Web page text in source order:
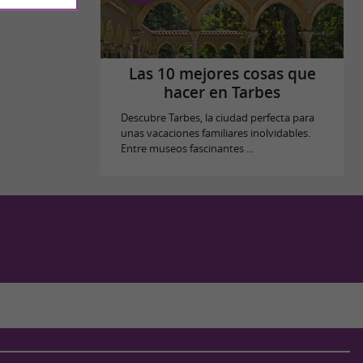
Las 10 mejores cosas que
hacer en Tarbes
Descubre Tarbes, la ciudad perfecta para
unas vacaciones familiares inolvidables.
Entre museos fascinantes ...